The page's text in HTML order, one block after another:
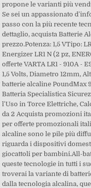
propone le varianti più
Se sei un appassionato
passo con la più recente
dettaglio, acquista Batterie
prezzo.Potenza: 1,5 VTipo:
Energizer LR1 N (2 pz,
offerte VARTA LR1 - 910A -
1,5 Volts, Diametro 12mm,
batterie alcaline PoundMax
Batteria Specialistica
l'Uso in Torce Elettriche,
da 2 Acquista promozioni
per offerte promozionali
alcaline sono le pile più
riguarda i dispositivi
giocattoli per bambini.All-
queste tecnologie in tutti i
troverai la variante di
dalla tecnologia alcalina,